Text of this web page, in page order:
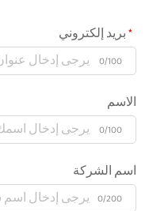
بريد إلكتروني
0/100
الاسم
0/100
اسم الشركة
0/200